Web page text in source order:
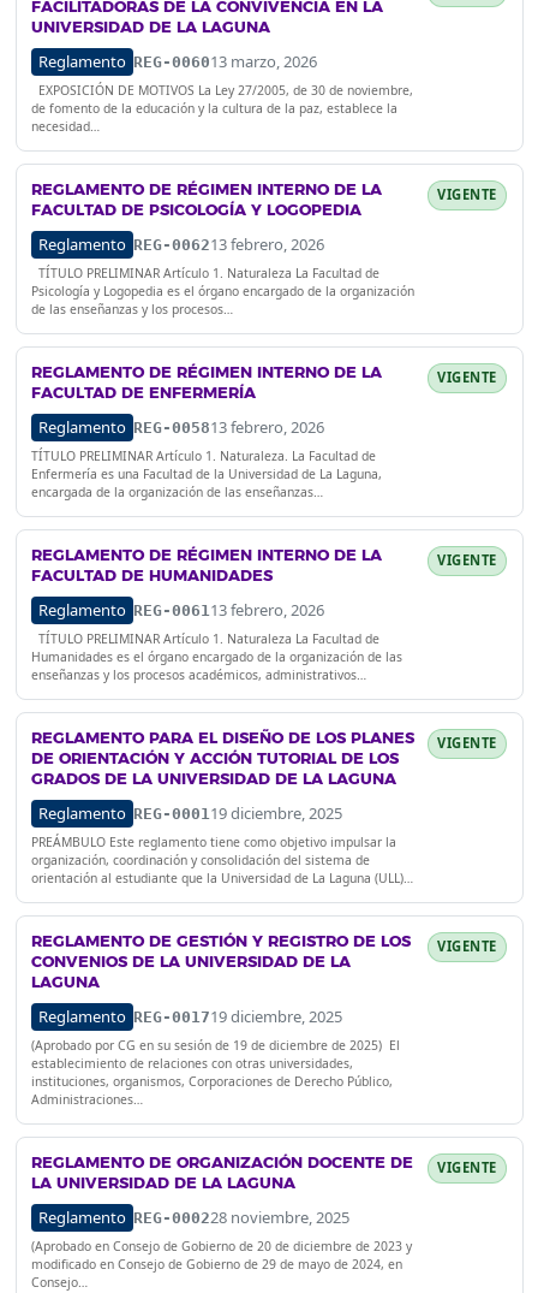
FACILITADORAS DE LA CONVIVENCIA EN LA
UNIVERSIDAD DE LA LAGUNA
Reglamento REG-006013 marzo, 2026
EXPOSICIÓN DE MOTIVOS La Ley 27/2005, de 30 de noviembre,
de fomento de la educación y la cultura de la paz, establece la
necesidad…
REGLAMENTO DE RÉGIMEN INTERNO DE LA
FACULTAD DE PSICOLOGÍA Y LOGOPEDIA
Reglamento REG-006213 febrero, 2026
TÍTULO PRELIMINAR Artículo 1. Naturaleza La Facultad de
Psicología y Logopedia es el órgano encargado de la organización
de las enseñanzas y los procesos…
VIGENTE
REGLAMENTO DE RÉGIMEN INTERNO DE LA
FACULTAD DE ENFERMERÍA
Reglamento REG-005813 febrero, 2026
TÍTULO PRELIMINAR Artículo 1. Naturaleza. La Facultad de
Enfermería es una Facultad de la Universidad de La Laguna,
encargada de la organización de las enseñanzas…
VIGENTE
REGLAMENTO DE RÉGIMEN INTERNO DE LA
FACULTAD DE HUMANIDADES
Reglamento REG-0061 13 febrero, 2026
TÍTULO PRELIMINAR Artículo 1. Naturaleza La Facultad de
Humanidades es el órgano encargado de la organización de las
enseñanzas y los procesos académicos, administrativos…
VIGENTE
REGLAMENTO PARA EL DISEÑO DE LOS PLANES
DE ORIENTACIÓN Y ACCIÓN TUTORIAL DE LOS
GRADOS DE LA UNIVERSIDAD DE LA LAGUNA
Reglamento REG-0001 19 diciembre, 2025
PREÁMBULO Este reglamento tiene como objetivo impulsar la
organización, coordinación y consolidación del sistema de
orientación al estudiante que la Universidad de La Laguna (ULL)…
VIGENTE
REGLAMENTO DE GESTIÓN Y REGISTRO DE LOS
CONVENIOS DE LA UNIVERSIDAD DE LA
LAGUNA
Reglamento REG-001719 diciembre, 2025
(Aprobado por CG en su sesión de 19 de diciembre de 2025) El
establecimiento de relaciones con otras universidades,
instituciones, organismos, Corporaciones de Derecho Público,
Administraciones…
VIGENTE
REGLAMENTO DE ORGANIZACIÓN DOCENTE DE
LA UNIVERSIDAD DE LA LAGUNA
Reglamento REG-000228 noviembre, 2025
(Aprobado en Consejo de Gobierno de 20 de diciembre de 2023 y
modificado en Consejo de Gobierno de 29 de mayo de 2024, en
Consejo…
VIGENTE